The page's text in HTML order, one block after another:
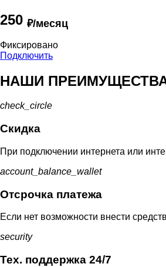
250 ₽/месяц
Фиксировано
Подключить
НАШИ
check_circle
Скидка
При подключении интернета или
account_balance_wallet
Отсрочка платежа
Если нет возможности внести
security
Тех. поддержка 24/7